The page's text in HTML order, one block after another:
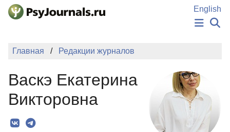
Перейти к основному содержанию
English
НОВОСТИ
ПОДАТЬ РУКОПИСЬ
КЛЮЧЕВЫЕ СЛОВА
Главная Редакции журналов
Васкэ Екатерина
Викторовна